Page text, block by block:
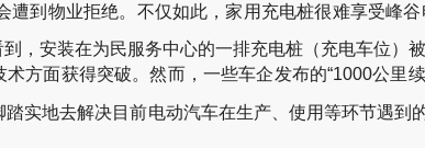
物业拒绝。不仅如此，家用充电桩很难享受峰谷
安装在为民服务中心的一排充电桩（充电车位）被
获得突破。然而，一些车企发布的“1000公里续
地去解决目前电动汽车在生产、使用等环节遇到